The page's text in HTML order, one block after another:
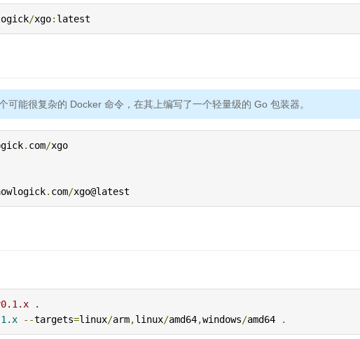
/xgo: latest
可能很复杂的 Docker 命令，在其上编写了一个轻量级的 Go 包装器。
. com/xgo
. com/xgo@latest
.
1.x --targets=linux/arm,linux/amd64,windows/amd64 .